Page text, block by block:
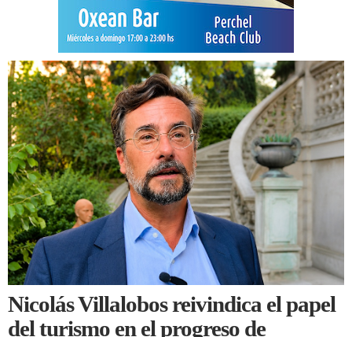
Nicolás Villalobos reivindica el papel
del turismo en el progreso de